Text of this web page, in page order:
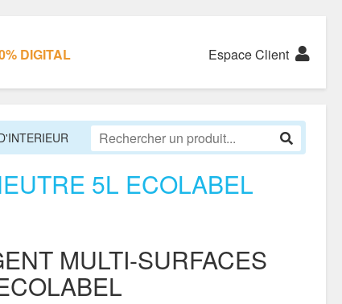
DIGITAL Espace Client
5L ECOLABEL
MULTI-SURFACES